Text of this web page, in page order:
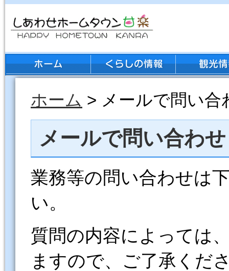
ホーム > メールで問い合
メールで問い合わせ
業務等の問い合わせは
い。
質問の内容によっては
ますので、ご了承くだ